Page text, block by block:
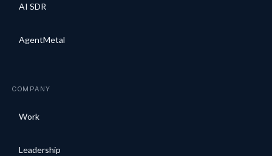
AI SDR
AgentMetal
COMPANY
Work
Leadership